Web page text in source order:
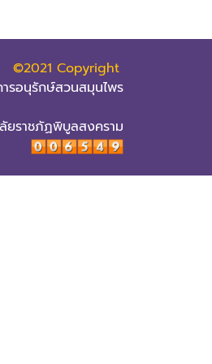
©2021 Copyright
ารอนุรักษ์สวนสมุนไพร
ยราชภัฏพิบูลสงคราม